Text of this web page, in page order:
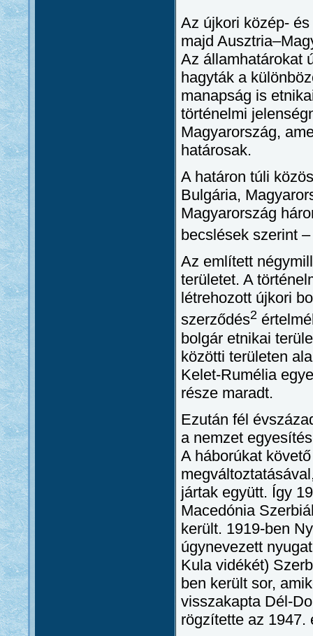
Az újkori közép-
majd
Az államhatárokat
hagyták a
manapság is
történelmi
Magyarország,
határosak.
A határon túli
Bulgária,
Magyarország
becslések szerint
Az említett
területet. A
létrehozott újkori
szerződés2
bolgár etnikai
közötti területen
Kelet-Rumélia
része maradt.
Ezután fél
a nemzet
A háborúkat
jártak együtt. Így
Macedónia
került. 1919-ben
úgynevezett
Kula vidékét)
ben került sor,
visszakapta Dél-
rögzítette az 1947.